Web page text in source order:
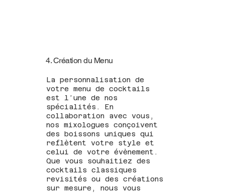
4. Création du Menu
La personnalisation de
votre menu de cocktails
est l’une de nos
spécialités. En
collaboration avec vous,
nos mixologues conçoivent
des boissons uniques qui
reflètent votre style et
celui de votre évènement.
Que vous souhaitiez des
cocktails classiques
revisités ou des créations
sur mesure, nous vous